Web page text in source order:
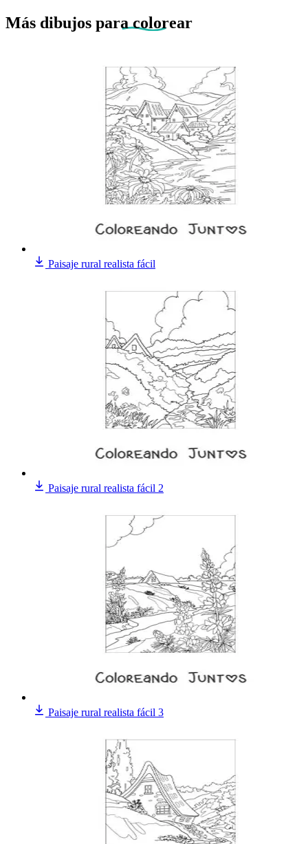
Más dibujos para colorear
Paisaje rural realista fácil
Paisaje rural realista fácil 2
Paisaje rural realista fácil 3